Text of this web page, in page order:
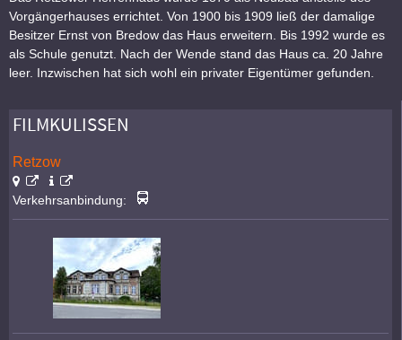
Vorgängerhauses errichtet. Von 1900 bis 1909 ließ der damalige
Besitzer Ernst von Bredow das Haus erweitern. Bis 1992 wurde es
als Schule genutzt. Nach der Wende stand das Haus ca. 20 Jahre
leer. Inzwischen hat sich wohl ein privater Eigentümer gefunden.
FILMKULISSEN
Retzow
Verkehrsanbindung: